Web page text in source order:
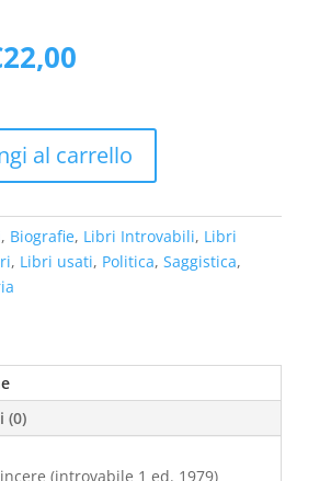
22,00Il
è:
€22,00.
al carrello
, Biografie, Libri Introvabili, Libri
, Libri usati, Politica, Saggistica,
(0)
(introvabile 1 ed. 1979)